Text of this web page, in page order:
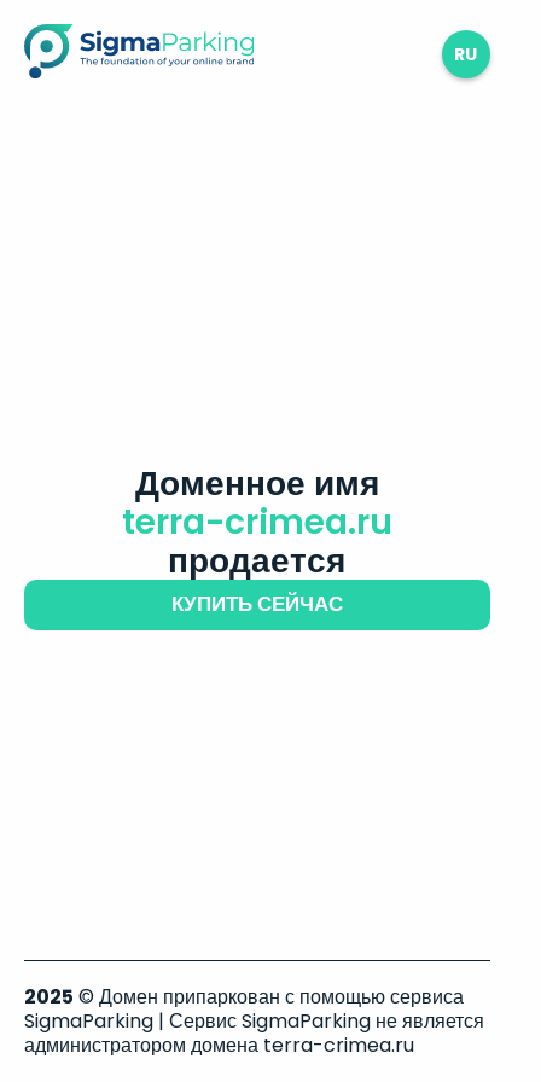
RU
Доменное имя
terra-crimea.ru
продается
КУПИТЬ СЕЙЧАС
2025 © Домен припаркован с помощью сервиса
SigmaParking | Сервис SigmaParking не является
администратором домена terra-crimea.ru